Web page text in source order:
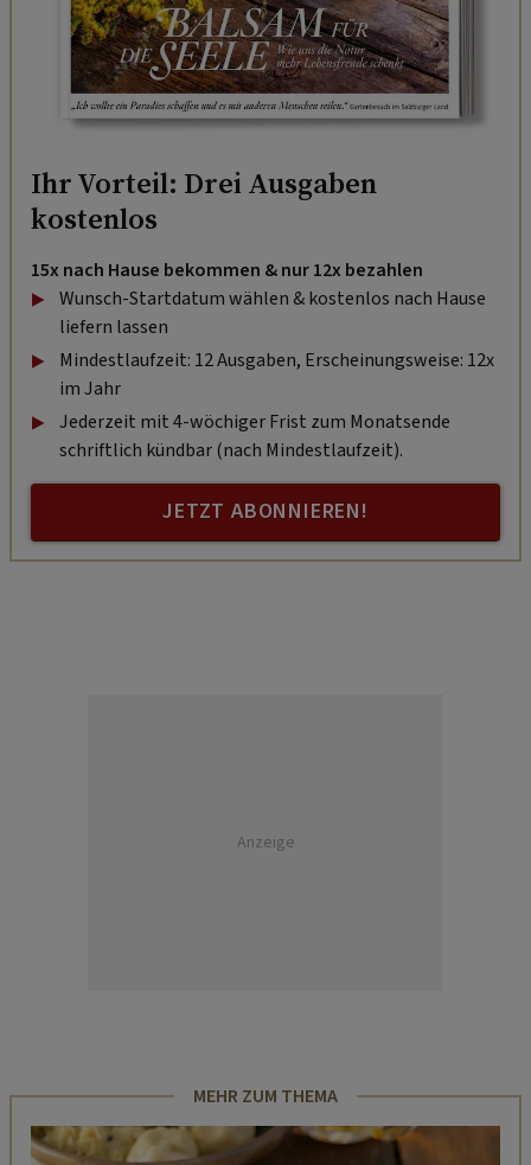
Ihr Vorteil: Drei Ausgaben
kostenlos
15x nach Hause bekommen & nur 12x bezahlen
Wunsch-Startdatum wählen & kostenlos nach Hause
liefern lassen
Mindestlaufzeit: 12 Ausgaben, Erscheinungsweise: 12x
im Jahr
Jederzeit mit 4-wöchiger Frist zum Monatsende
schriftlich kündbar (nach Mindestlaufzeit).
JETZT ABONNIEREN!
Anzeige
MEHR ZUM THEMA